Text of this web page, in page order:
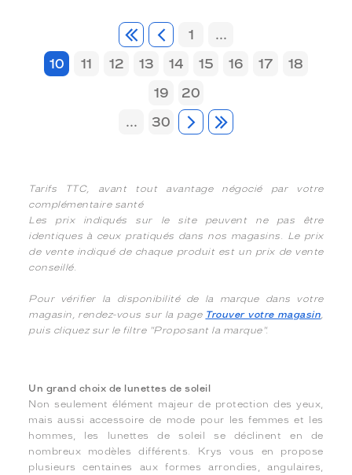
1
...
10
11 12 13 14 15 16 17
18
19
20
...
30
Tarifs TTC, avant tout avantage négocié par votre
complémentaire santé
Les prix indiqués sur le site peuvent ne pas être
identiques à ceux pratiqués dans nos magasins. Le prix
de vente indiqué de chaque produit est un prix de vente
conseillé.
Pour vérifier la disponibilité de la marque dans votre
magasin, rendez-vous sur la page Trouver votre magasin,
puis cliquez sur le filtre "Proposant la marque".
Un grand choix de lunettes de soleil
Non seulement élément majeur de protection des yeux,
mais aussi accessoire de mode pour les femmes et les
hommes, les lunettes de soleil se déclinent en de
nombreux modèles différents. Krys vous en propose
plusieurs centaines aux formes arrondies, angulaires,